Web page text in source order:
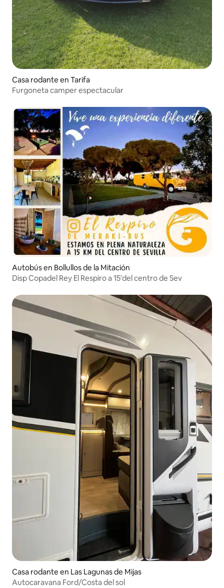
Casa rodante en Tarifa
Furgoneta camper espectacular
Autobús en Bollullos de la Mitación
Disp Copadel Rey El Respiro a 15'del centro de Sev
Casa rodante en Las Lagunas de Mijas
Autocaravana Ford/Costa del sol